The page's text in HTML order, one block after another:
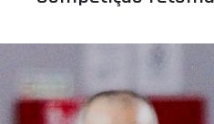
AGENDA
SELEÇÕES
MINIBASQUETE
ÁREA TÉCNICA